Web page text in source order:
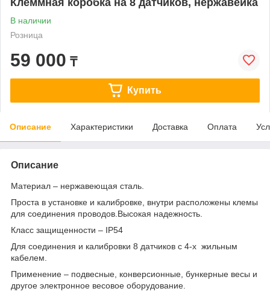
В наличии
Розница
59 000 ₸
Купить
Описание Характеристики Доставка Оплата
Описание
Материал – нержавеющая сталь.
Проста в установке и калибровке, внутри расположены клемы
для соединения проводов.Высокая надежность.
Класс защищенности – IP54
Для соединения и калибровки 8 датчиков с 4-х жильным
кабелем.
Применение – подвесные, конверсионные, бункерные весы и
другое электронное весовое оборудование.